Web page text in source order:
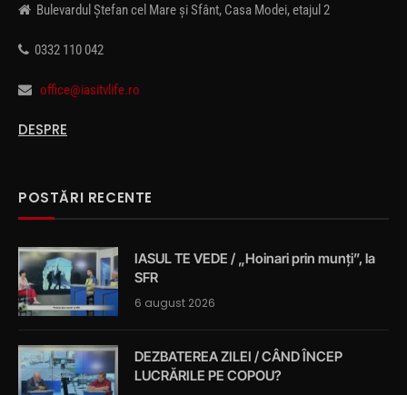
Bulevardul Ștefan cel Mare și Sfânt, Casa Modei, etajul 2
0332 110 042
office@iasitvlife.ro
DESPRE
POSTĂRI RECENTE
IASUL TE VEDE / „Hoinari prin munți”, la
SFR
6 august 2026
DEZBATEREA ZILEI / CÂND ÎNCEP
LUCRĂRILE PE COPOU?